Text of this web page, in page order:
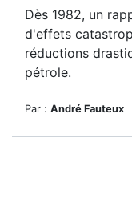
Dès 1982, un
d'effets
réductions
pétrole.
Par : André Fauteux